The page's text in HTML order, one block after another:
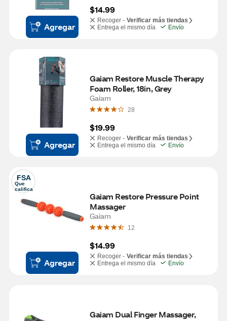
Agregar
$14.99
Recoger - Verificar más tiendas
Entrega el mismo día
Envío
Agregar
Gaiam Restore Muscle Therapy
Foam Roller, 18in, Grey
Gaiam
28
$19.99
Recoger - Verificar más tiendas
Entrega el mismo día
Envío
FSA
Que
califica
Agregar
Gaiam Restore Pressure Point
Massager
Gaiam
12
$14.99
Recoger - Verificar más tiendas
Entrega el mismo día
Envío
Gaiam Dual Finger Massager,